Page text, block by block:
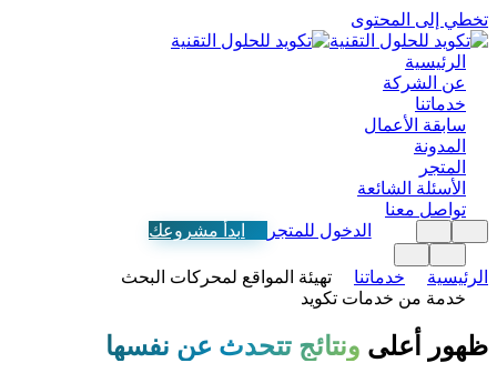
تخطي إلى المحتوى
الرئيسية
عن الشركة
خدماتنا
سابقة الأعمال
المدونة
المتجر
الأسئلة الشائعة
تواصل معنا
الدخول للمتجر
ابدأ مشروعك
الرئيسية خدماتنا
تهيئة المواقع لمحركات البحث
خدمة من خدمات تكويد
ظهور أعلى ونتائج تتحدث عن نفسها